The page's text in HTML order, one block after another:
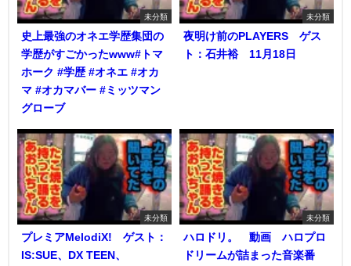
未分類
史上最強のオネエ学歴集団の
学歴がすごかったwww#トマ
ホーク #学歴 #オネエ #オカ
マ #オカマバー #ミッツマン
グローブ
未分類
夜明け前のPLAYERS ゲス
ト：石井裕 11月18日
未分類
プレミアMelodiX! ゲスト：
IS:SUE、DX TEEN、
未分類
ハロドリ。 動画 ハロプロ
ドリームが詰まった音楽番